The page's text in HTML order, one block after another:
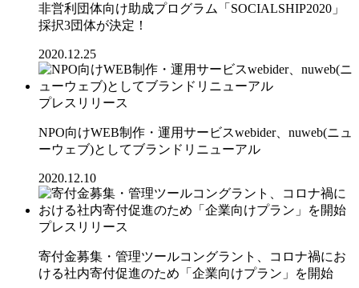
非営利団体向け助成プログラム「SOCIALSHIP2020」
採択3団体が決定！
2020.12.25
プレスリリース
NPO向けWEB制作・運用サービスwebider、nuweb(ニュ
ーウェブ)としてブランドリニューアル
2020.12.10
プレスリリース
寄付金募集・管理ツールコングラント、コロナ禍にお
ける社内寄付促進のため「企業向けプラン」を開始